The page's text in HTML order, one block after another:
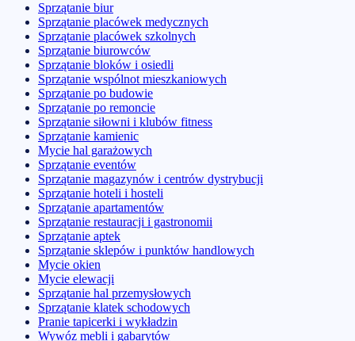
Sprzątanie biur
Sprzątanie placówek medycznych
Sprzątanie placówek szkolnych
Sprzątanie biurowców
Sprzątanie bloków i osiedli
Sprzątanie wspólnot mieszkaniowych
Sprzątanie po budowie
Sprzątanie po remoncie
Sprzątanie siłowni i klubów fitness
Sprzątanie kamienic
Mycie hal garażowych
Sprzątanie eventów
Sprzątanie magazynów i centrów dystrybucji
Sprzątanie hoteli i hosteli
Sprzątanie apartamentów
Sprzątanie restauracji i gastronomii
Sprzątanie aptek
Sprzątanie sklepów i punktów handlowych
Mycie okien
Mycie elewacji
Sprzątanie hal przemysłowych
Sprzątanie klatek schodowych
Pranie tapicerki i wykładzin
Wywóz mebli i gabarytów